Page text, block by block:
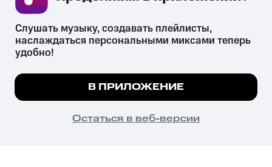
психотропных веществ, их аналогов причиняет вред здоровью,
их незаконный оборот запрещён и влечёт установленную
законодательством ответственность.
© 2026 ООО «КИОН».
Все права защищены
Мы используем куки, чтобы на сайте все
Подробнее
ПОНЯТНО
Слушать музыку, создавать плейлисты,
наслаждаться персональными миксами теперь
удобно!
В ПРИЛОЖЕНИЕ
Остаться в веб-версии